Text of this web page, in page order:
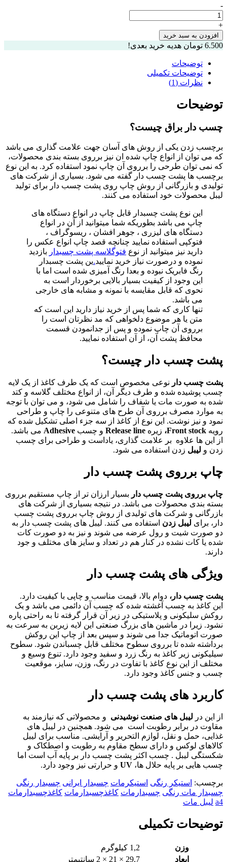
-
کاغذ
A4
پشت
چسب
دار
براق
ایرانی
رنگ
بسته
۱۰۰برگی
+
افزودن به سبد خرید
6.500 تومان هدیه خرید بعدی!
توضیحات
توضیحات تکمیلی
نظرات (1)
توضیحات
چسب دار براق چیست؟
برچسب زدن یکی از روش های آسان جهت علامت گذاری می باشد
که می توان از انواع چاپ شده ان نیز برروی بسته بندی محصولات،
که نمی توان طرحی را برروی آن چاپ نمود استفاده کرد. به این نوع
برچسب ها پشت چسب دار گفته می شود. بسیاری از شرکت های
تولیدی و بازرگانی از روش چاپ روی پشت چسب دار برای تولید
لیبل محصولات خود استفاده می کنند.
این نوع پشت چسبدار قابل چاپ در انواع دستگاه های
چاپ می باشد بطوریکه شما میتوانید از آن در انواع
دستگاه های لیزری ، جوهر افشان ، ریسوگراف ،
فتوکپی استفاده نمایید چنانچه قصد چاپ انواع عکس را
دارید نیز میتوانید از نوع فتوگلاسه پشت چسبدار بازدید
نموده و درصورت نیاز خرید نمایید.ین پشت چسبدار
رنگ فابریک نبوده و بعدا رنگ آمیزی شده است اما با
این وجود از کیفیت بسیار بالایی برخوردار است به
نحوی که قابل مقایسه با نمونه و مشابه های خارجی
می باشد.
تنها کاری که شما پس از خرید نیاز دارید این است که
متن یا هر موضوع دلخواهی که مد نظرتان است را
برروی آن چاپ نموده و پس از جدانمودن قسمت
محافظ پشت آن، از آن استفاده نمایید.
پشت چسب دار چیست؟
پشت چسب دار نوعی مخصوص است که یک طرف کاغذ از یک لایه
چسب پوشیده شده و طرف دیگر آن، از انواع مختلف گلاسه و کتد
شده به صورت مات یا شفاف را شامل می شود، و می توان با توجه
به موارد مصرف برروی آن طرح های متنوعی را چاپ و طراحی
نمود و نیز نوشت. این نوع از کاغذ از سه جزء اصلی تشکیل شده که
رویه Front stock، زیره و چسب
می باشد.
از این ها علاوه بر علامت گذاری، یاداست و طراحی برای چسب
زدن و لیبل زدن استفاده می شود.
چاپ برروی پشت چسب دار
چاپ برروی پشت چسب دار بسیار ارزان تر از چاپ مستقیم برروی
بسته بندی محصولات می باشد. در نتیجه بسیاری از شرکت های
بازرگانی و شرکت های تولیدی از روش چاپ برروی پشت چسب
دار، برای لیبل زدن استفاده می کنند. لیبل های پشت چسب دار به
دو صورت شیت و رول عرضه می شوند و نیز به دو صورت کات
شده یا کات نشده در کنار هم در تعداد و سایز های مختلف و جود
دارند.
ویژگی های پشت چسب دار
پشت چسب دار، دوام بالا، قیمت مناسب و چاپی با کیفیت دارد.
این کاغذ به چسب آغشته شده که چسب آن دائمی می باشد و یک
روکش سلیکونی و پلاستیکی در زیر آن قرار گرفته تا به راحتی پاره
نشود. زیرا در ماشین های بزرگ صنعتی این لایه زیربن به سرعت به
صورت اتوماتیک جدا می شوند و سپس بعد از چاپ این روکش
برداشته شده تا برروی سطوح مختلف قابل چسباندن شود. سطوح
سیلیکونی زیر کاغذ به رنگ زرد و سفید وجود دارد. تنوع وسیع و
مختلف از این نوع کاغذ با تفاوت در رنگ، وزن، سایز، موقعیت
چسب و جنس کاغذ وجود دارد.
کاربرد های پشت چسب دار
از این در لیبل های صنعت نوشیدنی و محصولاتی که نیازمند به
مقاوت در برابر رطوبت است می شود. همچنین در لیبل های
غذایی، حمل و نقل، لوازم التحریر و آرایشی. مناسب برای لیبل
کالاهای لوکس و دارای سطح مقاوم به رطوبت و اصطکاک و
شکستگی لیبل . چسب اکثر پشت چسب دار بر پایه آب است اما
چسب هایی بر پایه حلال ها،
و حرارتی نیز وجود دارد.
برچسب: استیکر رنگی استیکرمات چسبدار ایرانی چسبدار رنگی
چسبدار مات رنگی چسبدارمات کاغذچسبدارمات کاغذچسبدارمات
a4 لیبل مات
توضیحات تکمیلی
وزن
1,2 کیلوگرم
ابعاد
29,7 × 21 × 2 سانتیمتر